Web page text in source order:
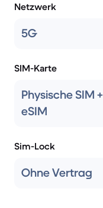
Netzwerk
5G
SIM-Karte
Physische SIM +
eSIM
Sim-Lock
Ohne Vertrag